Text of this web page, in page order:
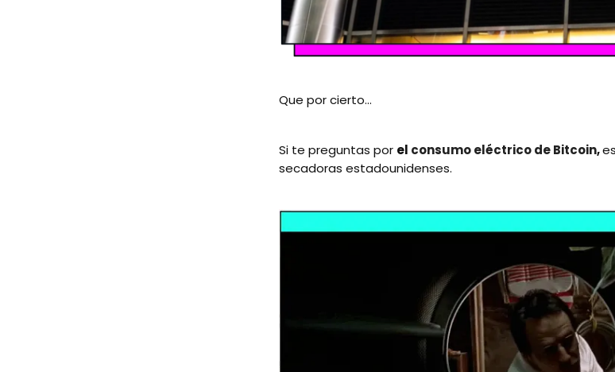
Que por cierto...
Si te preguntas por el consumo eléctrico de Bitcoin,
secadoras estadounidenses.